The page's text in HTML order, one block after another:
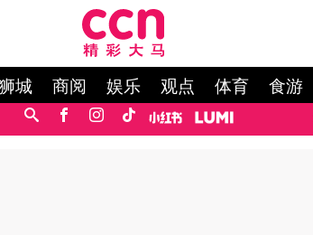
城 商阅 娱乐 观点 体育 食游